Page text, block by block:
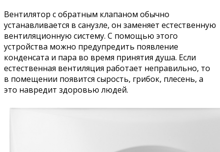
Вентилятор с обратным клапаном обычно
устанавливается в санузле, он заменяет естественную
вентиляционную систему. С помощью этого
устройства можно предупредить появление
конденсата и пара во время принятия душа. Если
естественная вентиляция работает неправильно, то
в помещении появится сырость, грибок, плесень, а
это навредит здоровью людей.